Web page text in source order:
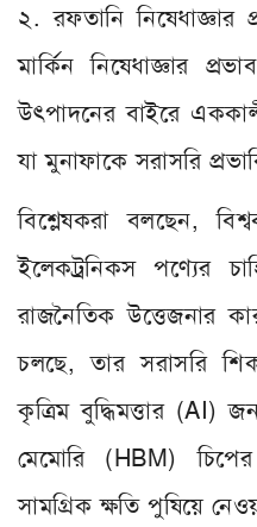
২. রফতানি নিষেধাজ্ঞার
মার্কিন নিষেধাজ্ঞার
উৎপাদনের বাইরে
যা মুনাফাকে সরাসরি
বিশ্লেষকরা বলছেন,
ইলেকট্রনিকস পণ্যের
রাজনৈতিক উত্তেজনার
চলছে, তার সরাসরি
কৃত্রিম বুদ্ধিমত্তার (AI)
মেমোরি (HBM)
সামগ্রিক ক্ষতি পুষিয়ে